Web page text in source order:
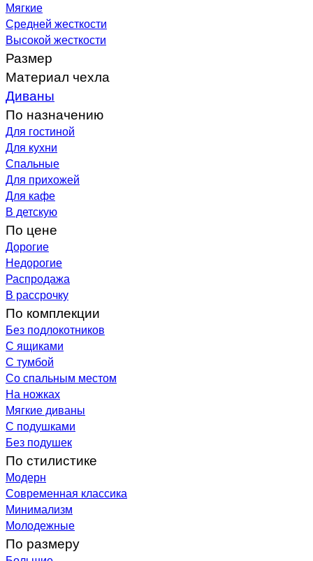
Мягкие
Средней жесткости
Высокой жесткости
Размер
Материал чехла
Диваны
По назначению
Для гостиной
Для кухни
Спальные
Для прихожей
Для кафе
В детскую
По цене
Дорогие
Недорогие
Распродажа
В рассрочку
По комплекции
Без подлокотников
С ящиками
С тумбой
Со спальным местом
На ножках
Мягкие диваны
С подушками
Без подушек
По стилистике
Модерн
Современная классика
Минимализм
Молодежные
По размеру